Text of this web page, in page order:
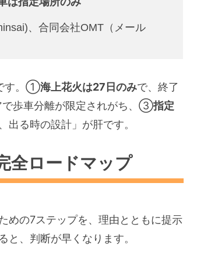
、合同会社OMT（メール
す。①海上花火は27日のみで、終了
で歩車分離が限定されがち、③指定
出る時の設計」が肝です。
全ロードマップ
めの7ステップを、理由とともに提示
と、判断が早くなります。